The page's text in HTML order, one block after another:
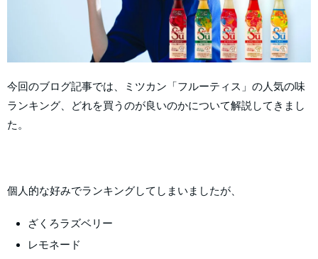
今回のブログ記事では、ミツカン「フルーティス」の人気の味
ランキング、どれを買うのが良いのかについて解説してきまし
た。
個人的な好みでランキングしてしまいましたが、
ざくろラズベリー
レモネード